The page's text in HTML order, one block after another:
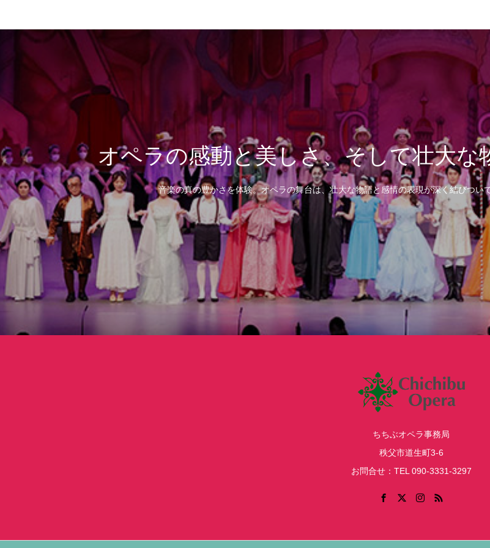
オペラの感動と美しさ、そして壮大な
音楽の真の豊かさを体験。オペラの舞台は、壮大な物語と感情の表現が深く結びつい
ちちぶオペラ事務局
秩父市道生町3-6
お問合せ：TEL 090-3331-3297